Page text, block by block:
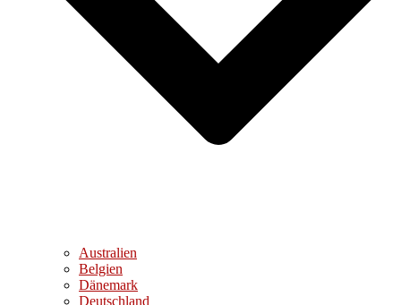
Australien
Belgien
Dänemark
Deutschland